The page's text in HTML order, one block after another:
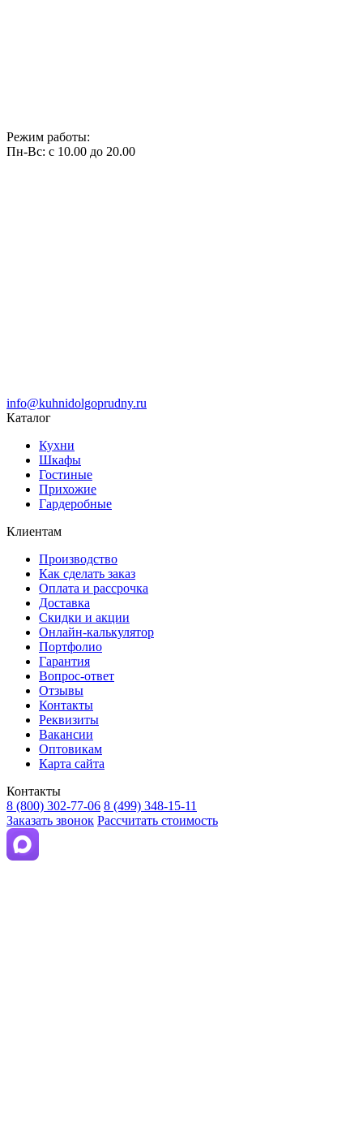
Режим работы:
Пн-Вс: с 10.00 до 20.00
info@kuhnidolgoprudny.ru
Каталог
Кухни
Шкафы
Гостиные
Прихожие
Гардеробные
Клиентам
Производство
Как сделать заказ
Оплата и рассрочка
Доставка
Скидки и акции
Онлайн-калькулятор
Портфолио
Гарантия
Вопрос-ответ
Отзывы
Контакты
Реквизиты
Вакансии
Оптовикам
Карта сайта
Контакты
8 (800) 302-77-06 8 (499) 348-15-11
Заказать звонок Рассчитать стоимость